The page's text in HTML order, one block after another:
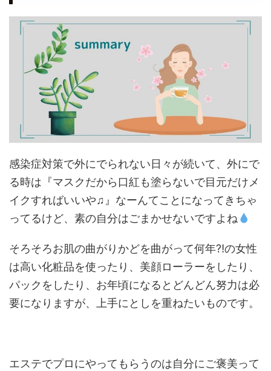
感染症対策で外にでられない日々が続いて、外にで
る時は『マスクだから口紅も塗らないで目元だけメ
イクすればいいや♫』なーんてことになってきちゃ
ってるけど、素の自分はごまかせないですよね
そろそろお肌の曲がりかどを曲がって何年⁈の女性
は高い化粧品を使ったり、美顔ローラーをしたり、
パックをしたり、お年頃になるとどんどん努力は必
要になりますが、上手にとしを重ねたいものです。
エステでプロにやってもらうのは自分にご褒美って